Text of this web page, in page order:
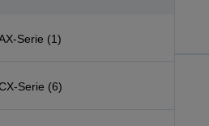
Serie (1)
Serie (6)